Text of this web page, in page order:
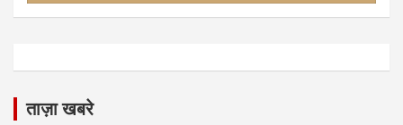
ताज़ा खबरे